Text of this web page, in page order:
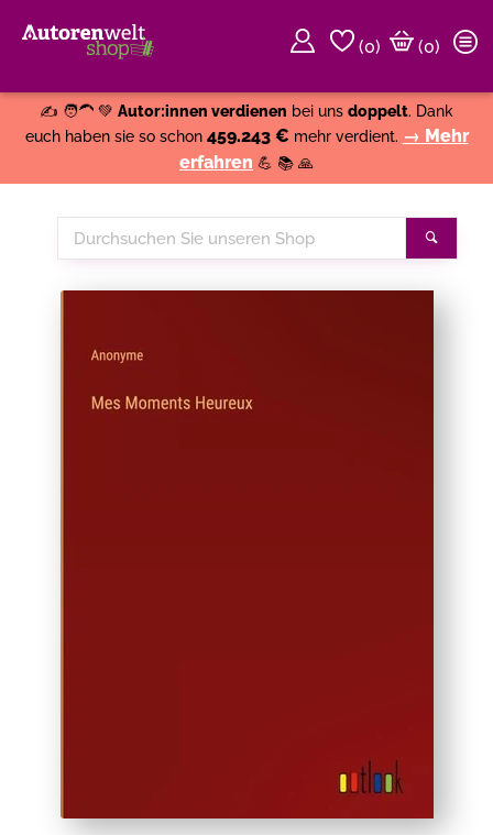
(0)
(0)
✍️ 🧑‍🦱 💚 Autor:innen verdienen bei uns doppelt. Dank
euch haben sie so schon 459.243 € mehr verdient. → Mehr
erfahren 💪 📚 🙏
Durchsuchen
Sie